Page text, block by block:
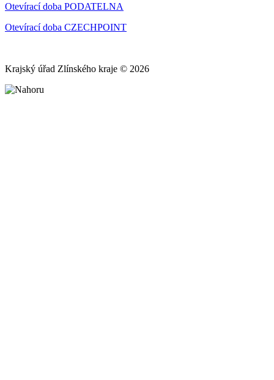
Otevírací doba PODATELNA
Otevírací doba CZECHPOINT
Krajský úřad Zlínského kraje © 2026